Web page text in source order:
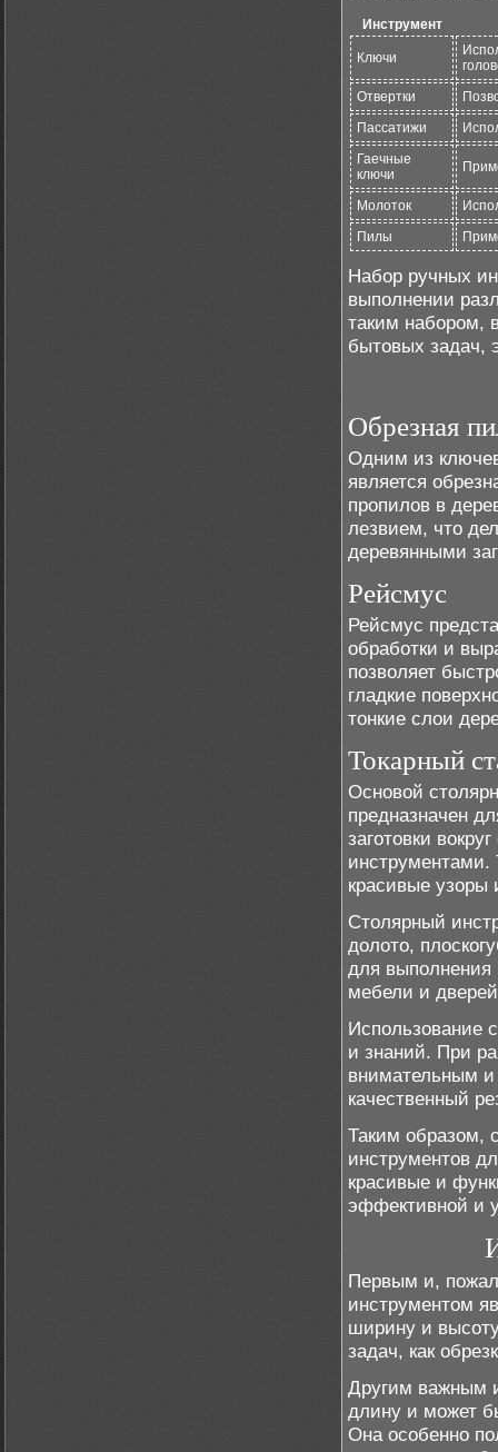
Инструмент
Ключи
Отвертки
Пассатижи
Гаечные
ключи
Молоток
Пилы
Набор ручных
выполнении
таким набором,
бытовых задач,
Обрезная
Одним из
является
пропилов в
лезвием, что
деревянными
Рейсмус
Рейсмус
обработки и
позволяет
гладкие
тонкие слои
Токарный
Основой
предназначен
заготовки
инструментами.
красивые узоры
Столярный
долото,
для выполнения
мебели и
Использование
и знаний. При
внимательным и
качественный
Таким образом,
инструментов
красивые и
эффективной и
Первым и,
инструментом
ширину и
задач, как
Другим важным
длину и может
Она особенно